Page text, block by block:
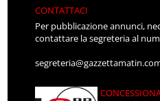
CONTATTACI
Per pubblicazione annunci,
contattare la segreteria al